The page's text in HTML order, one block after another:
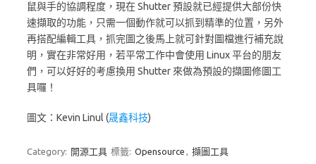
鼠與手的協調程度，現在 Shutter 預設就已經提供大部份快
速擷取的功能，只需一個動作就可以抓到精準的位置，另外
再搭配編輯工具，抓完圖之後馬上就可針對圖檔進行補充說
明，實在非常好用，若平常工作中會使用 Linux 平台的朋友
們，可以好好的考慮換用 Shutter 來做為預設的擷圖修圖工
具囉！
圖文：Kevin Linul (晟鑫科技)
Category: 開源工具 標籤: Opensource , 擷圖工具